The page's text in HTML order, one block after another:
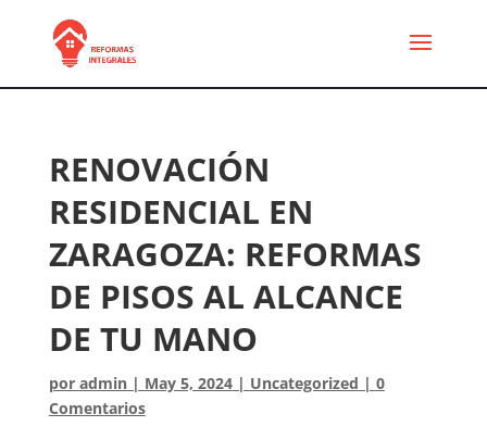
RENOVACIÓN
RESIDENCIAL EN
ZARAGOZA: REFORMAS
DE PISOS AL ALCANCE
DE TU MANO
por admin| May 5, 2024| Uncategorized | 0
Comentarios